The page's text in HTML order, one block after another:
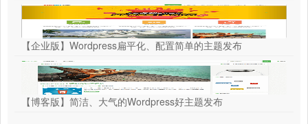
【企业版】Wordpress扁平化、配置简单的主题发布
【博客版】简洁、大气的Wordpress好主题发布